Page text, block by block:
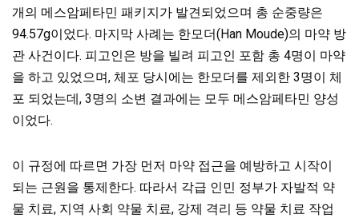
개의 메스암페타민 패키지가 발견되었으며 총 순중량은
94.57g이었다. 마지막 사례는 한모더(Han Moude)의 마약 방
관 사건이다. 피고인은 방을 빌려 피고인 포함 총 4명이 마약
을 하고 있었으며, 체포 당시에는 한모더를 제외한 3명이 체
포 되었는데, 3명의 소변 결과에는 모두 메스암페타민 양성
이었다.
이 규정에 따르면 가장 먼저 마약 접근을 예방하고 시작이
되는 근원을 통제한다. 따라서 각급 인민 정부가 자발적 약
물 치료, 지역 사회 약물 치료, 강제 격리 등 약물 치료 작업